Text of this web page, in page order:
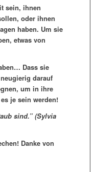
sein, ihnen
oder ihnen
haben. Um sie
etwas von
Dass sie
darauf
um in ihre
je sein werden!
sind.” (Sylvia
Danke von